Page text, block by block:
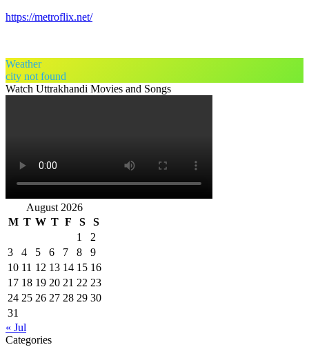
https://metroflix.net/
Weather
city not found
Watch Uttrakhandi Movies and Songs
August 2026
M T W T F S
S
1
2
3
4 5 6 7 8
9
10 11 12 13 14 15 16
17 18 19 20 21 22 23
24 25 26 27 28 29 30
31
« Jul
Categories